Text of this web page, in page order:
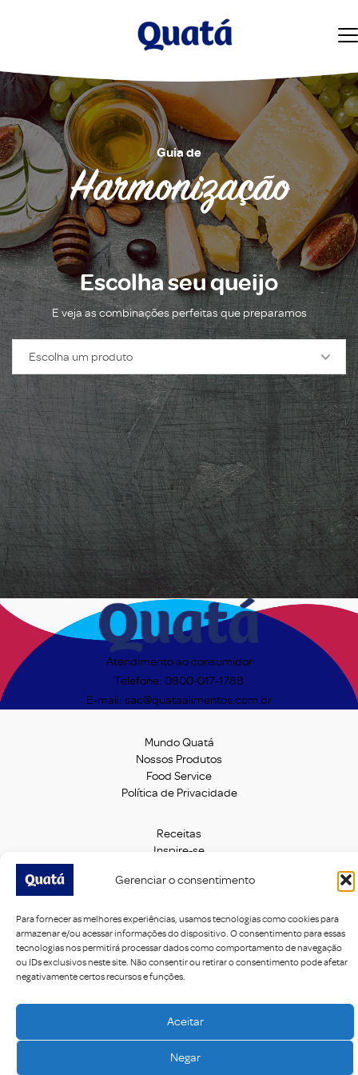
Gerenciar o consentimento
Para fornecer as melhores experiências, usamos tecnologias como cookies para
armazenar e/ou acessar informações do dispositivo. O consentimento para essas
tecnologias nos permitirá processar dados como comportamento de navegação
ou IDs exclusivos neste site. Não consentir ou retirar o consentimento pode afetar
negativamente certos recursos e funções.
Aceitar
Negar
Guia de
Harmonização
Escolha seu queijo
E veja as combinações perfeitas que preparamos
Atendimento ao consumidor
Telefone: 0800-017-1788
E-mail: sac@quataalimentos.com.br
Mundo Quatá
Nossos Produtos
Food Service
Política de Privacidade
Receitas
Inspire-se
Fale Conosco
Trabalhe Conosco
Acompanhe nas Redes Sociais: